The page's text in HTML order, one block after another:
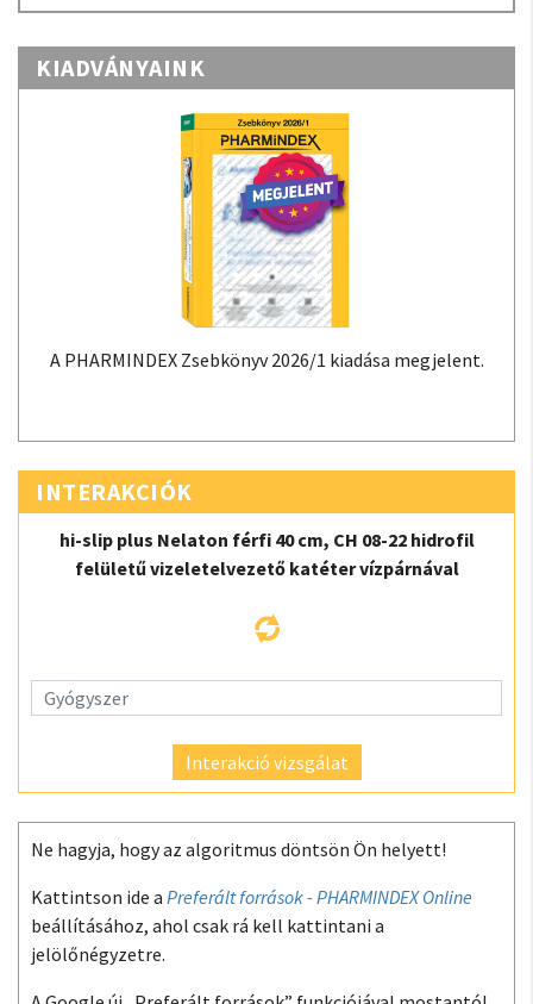
KIADVÁNYAINK
A PHARMINDEX Zsebkönyv 2026/1 kiadása megjelent.
INTERAKCIÓK
hi-slip plus Nelaton férfi 40 cm, CH 08-22 hidrofil
felületű vizeletelvezető katéter vízpárnával
Interakció vizsgálat
Ne hagyja, hogy az algoritmus döntsön Ön helyett!
Kattintson ide a Preferált források - PHARMINDEX Online
beállításához, ahol csak rá kell kattintani a
jelölőnégyzetre.